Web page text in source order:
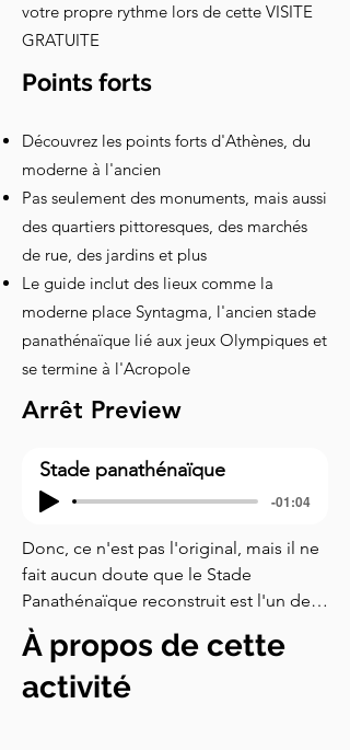
votre propre rythme lors de cette VISITE
GRATUITE
Points forts
Découvrez les points forts d'Athènes, du
moderne à l'ancien
Pas seulement des monuments, mais aussi
des quartiers pittoresques, des marchés
de rue, des jardins et plus
Le guide inclut des lieux comme la
moderne place Syntagma, l'ancien stade
panathénaïque lié aux jeux Olympiques et
se termine à l'Acropole
Arrêt Preview
Stade panathénaïque
-01:04
Donc, ce n'est pas l'original, mais il ne
fait aucun doute que le Stade
Panathénaïque reconstruit est l'un des
sites les plus impressionnants
d'Athènes. Il est construit exactement
au même endroit et dans le même
style que le stade panathénaïque
À propos de cette
activité